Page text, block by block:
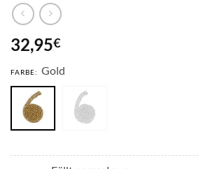
32,95€
FARBE: Gold